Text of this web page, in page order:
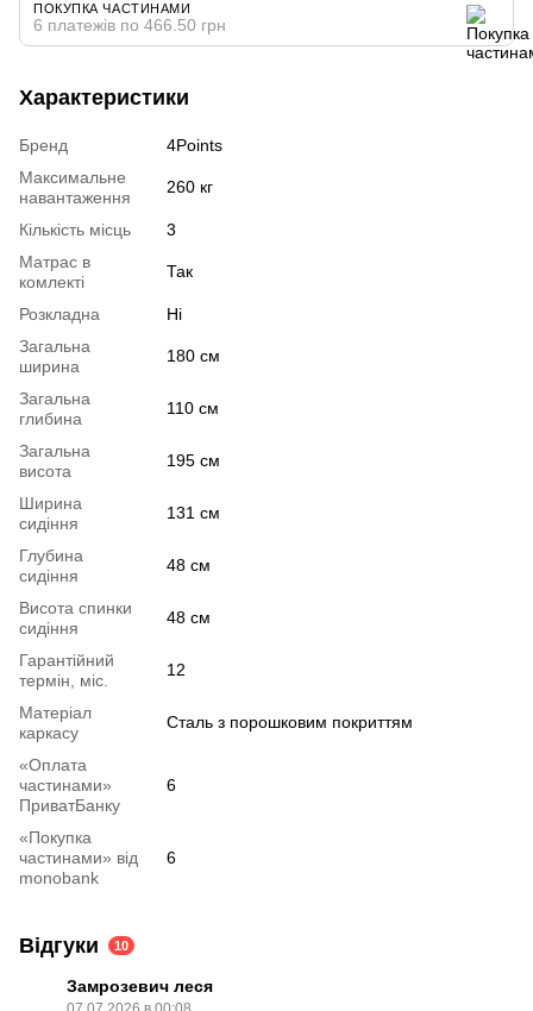
ПОКУПКА ЧАСТИНАМИ
6 платежів по 466.50 грн
Характеристики
Бренд
4Points
Максимальне
навантаження
260 кг
Кількість місць
3
Матрас в
комлекті
Так
Розкладна
Ні
Загальна
ширина
180 см
Загальна
глибина
110 см
Загальна
висота
195 см
Ширина
сидіння
131 см
Глубина
сидіння
48 см
Висота спинки
сидіння
48 см
Гарантійний
термін, міс.
12
Матеріал
каркасу
Сталь з порошковим покриттям
«Оплата
частинами»
ПриватБанку
6
«Покупка
частинами» від
monobank
6
Відгуки 10
Замрозевич леся